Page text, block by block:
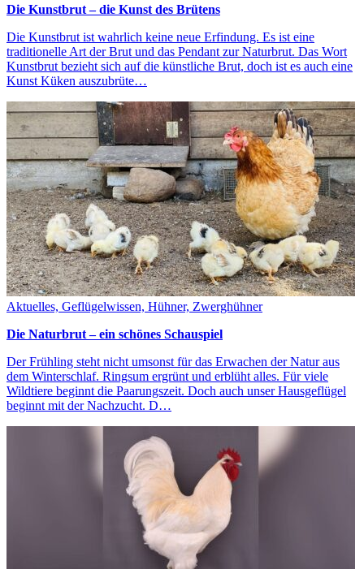
Die Kunstbrut – die Kunst des Brütens
Die Kunstbrut ist wahrlich keine neue Erfindung. Es ist eine
traditionelle Art der Brut und das Pendant zur Naturbrut. Das Wort
Kunstbrut bezieht sich auf die künstliche Brut, doch ist es auch eine
Kunst Küken auszubrüte…
Aktuelles, Geflügelwissen, Hühner, Zwerghühner
Die Naturbrut – ein schönes Schauspiel
Der Frühling steht nicht umsonst für das Erwachen der Natur aus
dem Winterschlaf. Ringsum ergrünt und erblüht alles. Für viele
Wildtiere beginnt die Paarungszeit. Doch auch unser Hausgeflügel
beginnt mit der Nachzucht. D…